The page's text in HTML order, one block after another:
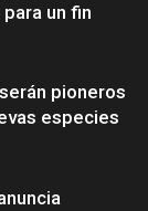
un fin
pioneros
especies